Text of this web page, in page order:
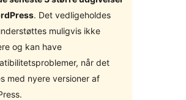
. Det vedligeholdes
muligvis ikke
og kan have
når det
med nyere versioner af